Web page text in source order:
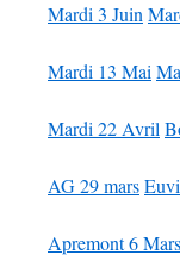
Mardi 3 Juin
Mardi 13 Mai
Mardi 22 Avril
AG 29 mars
Apremont 6 Mars